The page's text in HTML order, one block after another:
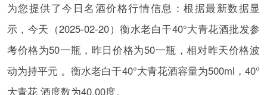
为您提供了今日名酒价格行情信息：根据最新数据显
示，今天（2025-02-20）衡水老白干40°大青花酒批发参
考价格为50一瓶，昨日价格为50一瓶，相对昨天价格波
动为持平元 。衡水老白干40°大青花酒容量为500ml，40°
大青花 酒度数为40.00度。